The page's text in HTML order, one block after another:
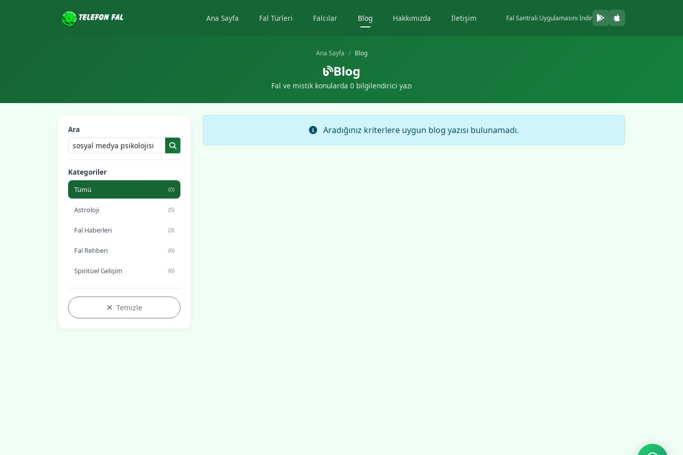
Ana Sayfa Fal Türleri Falcılar Blog Hakkımızda İletişim Fal Santrali Uygulamasını İndir
Ana Sayfa Blog
Blog
Fal ve mistik konularda 0 bilgilendirici yazı
Ara
Kategoriler
Tümü (0)
Astroloji (5)
Fal Haberleri (3)
Fal Rehberi (6)
Spiritüel Gelişim (6)
Temizle
Aradığınız kriterlere uygun blog yazısı bulunamadı.